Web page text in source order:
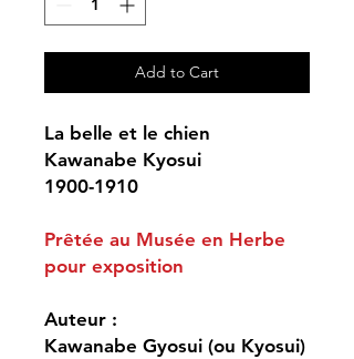
Add to Cart
La belle et le chien
Kawanabe Kyosui
1900-1910
Prêtée au Musée en Herbe
pour exposition
Auteur :
Kawanabe Gyosui (ou Kyosui)